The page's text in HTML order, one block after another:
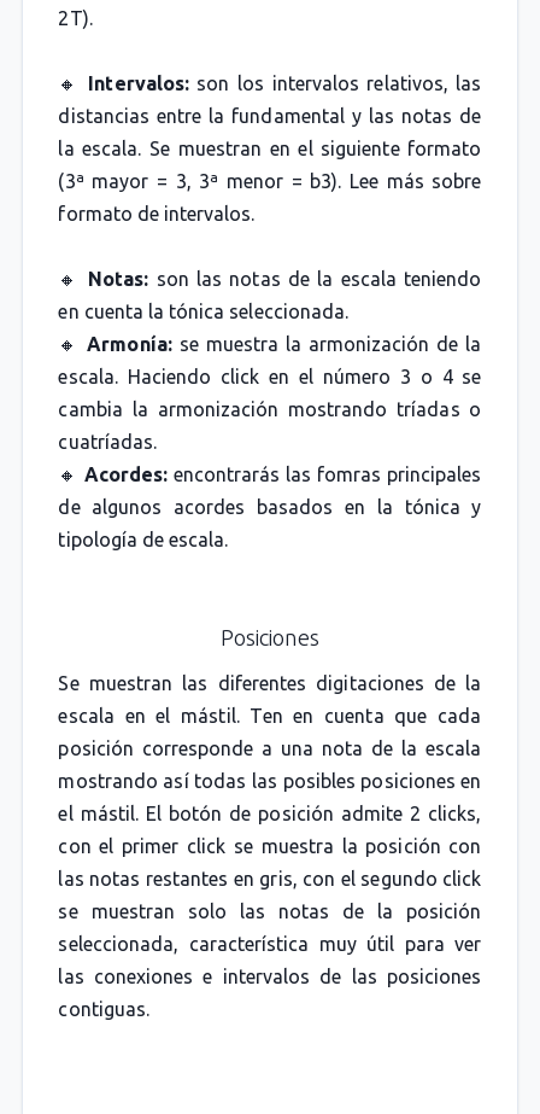
2T).
🔸 Intervalos:son los intervalos relativos, las
distancias entre la fundamental y las notas de
la escala. Se muestran en el siguiente formato
(3ª mayor = 3, 3ª menor = b3). Lee más sobre
formato de intervalos.
🔸 Notas: son las notas de la escala teniendo
en cuenta la tónica seleccionada.
🔸Armonía:se muestra la armonización de la
escala. Haciendo click en el número 3 o 4 se
cambia la armonización mostrando tríadas o
cuatríadas.
🔸 Acordes: encontrarás las fomras principales
de algunos acordes basados en la tónica y
tipología de escala.
Posiciones
Se muestran las diferentes digitaciones de la
escala en el mástil. Ten en cuenta que cada
posición corresponde a una nota de la escala
mostrando así todas las posibles posiciones en
el mástil. El botón de posición admite 2 clicks,
con el primer click se muestra la posición con
las notas restantes en gris, con el segundo click
se muestran solo las notas de la posición
seleccionada, característica muy útil para ver
las conexiones e intervalos de las posiciones
contiguas.